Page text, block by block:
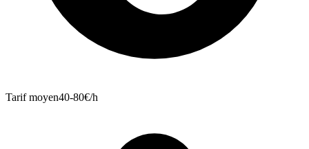
Tarif moyen40-80€/h